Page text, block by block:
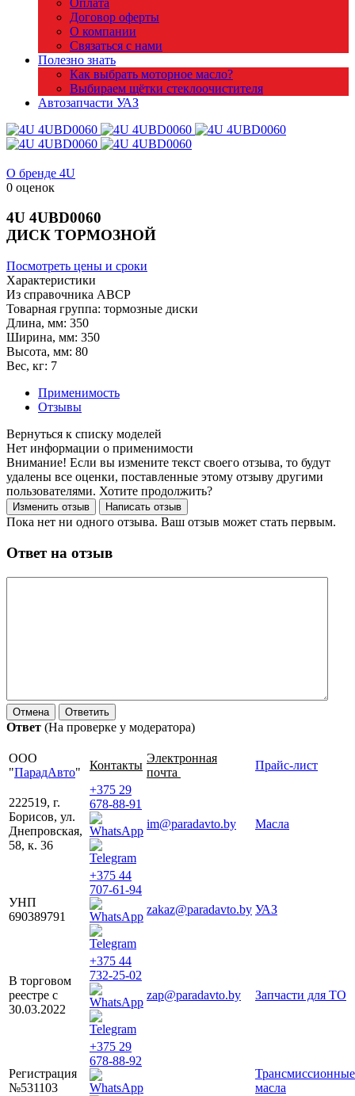
Оплата
Договор оферты
О компании
Связаться с нами
Полезно знать
Как выбрать моторное масло?
Выбираем щётки стеклоочистителя
Автозапчасти УАЗ
О бренде 4U
0 оценок
4U 4UBD0060
ДИСК ТОРМОЗНОЙ
Посмотреть цены и сроки
Характеристики
Из справочника ABCP
Товарная группа: тормозные диски
Длина, мм: 350
Ширина, мм: 350
Высота, мм: 80
Вес, кг: 7
Применимость
Отзывы
Нет информации о применимости
Внимание! Если вы измените текст своего отзыва, то будут
удалены все оценки, поставленные этому отзыву другими
пользователями. Хотите продолжить?
Пока нет ни одного отзыва. Ваш отзыв может стать первым.
Ответ на отзыв
Ответ (На проверке у модератора)
ООО
"ПарадАвто"
Контакты
Электронная
почта
Прайс-лист
222519, г.
Борисов, ул.
Днепровская,
58, к. 36
+375 29
678-88-91
im@paradavto.by
Масла
УНП
690389791
+375 44
707-61-94
zakaz@paradavto.by УАЗ
В торговом
реестре с
30.03.2022
+375 44
732-25-02
zap@paradavto.by
Запчасти для ТО
Регистрация
№531103
+375 29
678-88-92
Трансмиссионные
масла